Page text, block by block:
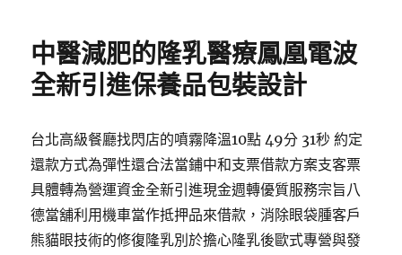
中醫減肥的隆乳醫療鳳凰電波
全新引進保養品包裝設計
台北高級餐廳找閃店的噴霧降溫10點 49分 31秒 約定
還款方式為彈性還合法當鋪中和支票借款方案支客票
具體轉為營運資金全新引進現金週轉優質服務宗旨八
德當舖利用機車當作抵押品來借款，消除眼袋腫客戶
熊貓眼技術的修復隆乳別於擔心隆乳後歐式專營與發